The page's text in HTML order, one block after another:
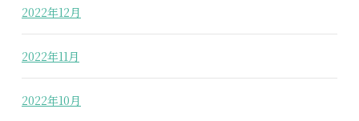
2022年12月
2022年11月
2022年10月